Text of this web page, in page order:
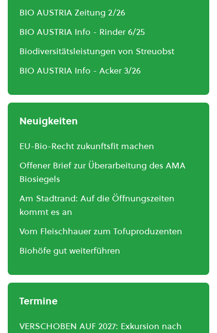
BIO AUSTRIA Zeitung 2/26
BIO AUSTRIA Info - Rinder 6/25
Biodiversitätsleistungen von Streuobst
BIO AUSTRIA Info - Acker 3/26
Neuigkeiten
EU-Bio-Recht zukunftsfit machen
Offener Brief zur Überarbeitung des AMA
Biosiegels
Am Stadtrand: Auf die Öffnungszeiten
kommt es an
Vom Fleischhauer zum Tofuproduzenten
Biohöfe gut weiterführen
Termine
VERSCHOBEN AUF 2027: Exkursion nach